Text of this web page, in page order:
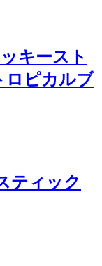
キースト
ロピカルブ
ティック